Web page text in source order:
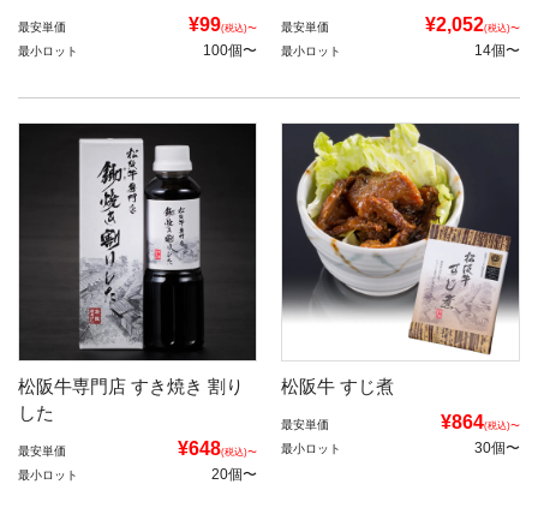
最安単価 ¥99(税込)〜
最小ロット 100個〜
最安単価 ¥2,052(税込)〜
最小ロット 14個〜
松阪牛専門店 すき焼き 割り
した
最安単価 ¥648(税込)〜
最小ロット 20個〜
松阪牛 すじ煮
最安単価 ¥864(税込)〜
最小ロット 30個〜